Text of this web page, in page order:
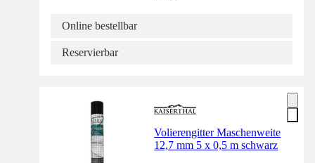
Online bestellbar
Reservierbar
Volierengitter Maschenweite
12,7 mm 5 x 0,5 m schwarz